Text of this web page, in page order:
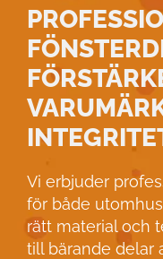
Vi erbjuder
för både
rätt material och
till bärande delar